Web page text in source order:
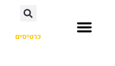
כרטיסים